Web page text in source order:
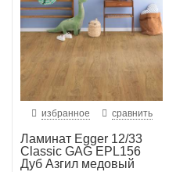
избранное сравнить
Ламинат Egger 12/33
Classic GAG EPL156
Дуб Азгил медовый